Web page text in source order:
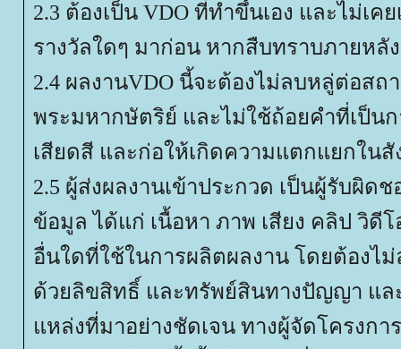
2.3 ต้องเป็น VDO ที่ทำขึ้นเอง และไม่เค
รางวัลใดๆ มาก่อน หากสืบทราบภายห
2.4 ผลงานVDO นี้จะต้องไม่ลบหลู่ต่อสถ
พระมหากษัตริย์ และไม่ใช้ถ้อยคำที่เป็น
เสียดสี และก่อให้เกิดความแตกแยกในสั
2.5 ผู้ส่งผลงานเข้าประกวด เป็นผู้รับผิด
ข้อมูล ได้แก่ เนื้อหา ภาพ เสียง คลิป วิดี
อื่นใดที่ใช้ในการผลิตผลงาน โดยต้องไ
ด้วยลิขสิทธิ์ และทรัพย์สินทางปัญญา แล
หล่งที่มาอย่างชัดเจน ทางผู้จัดโครงกา